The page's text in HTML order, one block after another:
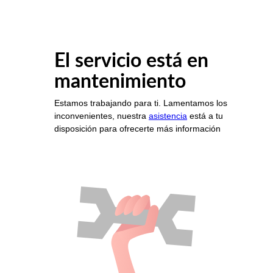
El servicio está en
mantenimiento
Estamos trabajando para ti. Lamentamos los
inconvenientes, nuestra asistencia está a tu
disposición para ofrecerte más información